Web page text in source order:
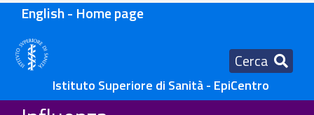
English - Home page
Cerca
Istituto Superiore di Sanità - EpiCentro